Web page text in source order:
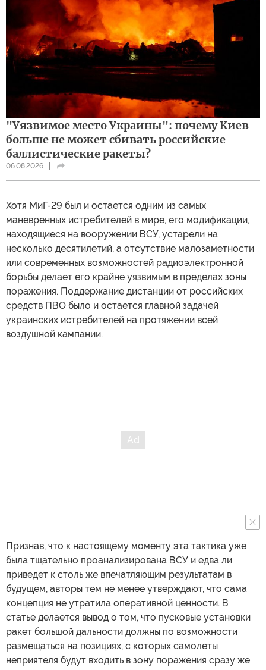
"Уязвимое место Украины": почему Киев
больше не может сбивать российские
баллистические ракеты?
06.08.2026
Хотя МиГ-29 был и остается одним из самых
маневренных истребителей в мире, его модификации,
находящиеся на вооружении ВСУ, устарели на
несколько десятилетий, а отсутствие малозаметности
или современных возможностей радиоэлектронной
борьбы делает его крайне уязвимым в пределах зоны
поражения. Поддержание дистанции от российских
средств ПВО было и остается главной задачей
украинских истребителей на протяжении всей
воздушной кампании.
Признав, что к настоящему моменту эта тактика уже
была тщательно проанализирована ВСУ и едва ли
приведет к столь же впечатляющим результатам в
будущем, авторы тем не менее утверждают, что сама
концепция не утратила оперативной ценности. В
статье делается вывод о том, что пусковые установки
ракет большой дальности должны по возможности
размещаться на позициях, с которых самолеты
неприятеля будут входить в зону поражения сразу же